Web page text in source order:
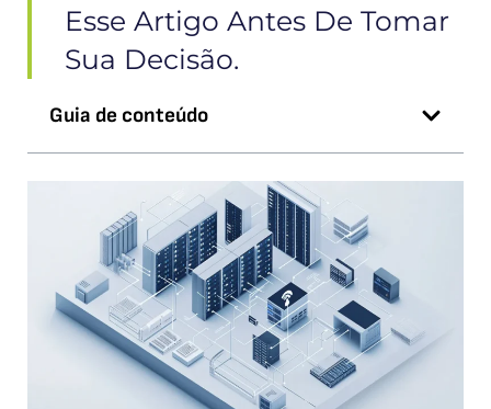
Esse Artigo Antes De Tomar
Sua Decisão.
Guia de conteúdo